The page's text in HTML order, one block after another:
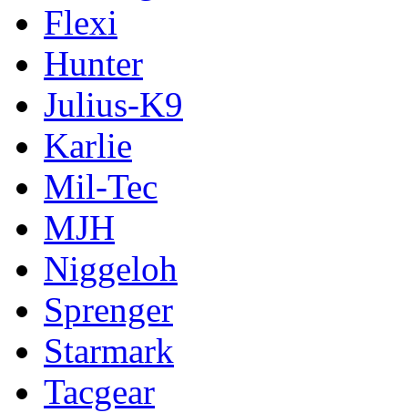
Flexi
Hunter
Julius-K9
Karlie
Mil-Tec
MJH
Niggeloh
Sprenger
Starmark
Tacgear